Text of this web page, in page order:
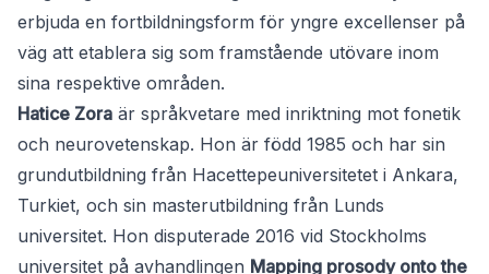
erbjuda en fortbildningsform för yngre excellenser på
väg att etablera sig som framstående utövare inom
sina respektive områden.
Hatice Zora är språkvetare med inriktning mot fonetik
och neurovetenskap. Hon är född 1985 och har sin
grundutbildning från Hacettepeuniversitetet i Ankara,
Turkiet, och sin masterutbildning från Lunds
universitet. Hon disputerade 2016 vid Stockholms
universitet på avhandlingen Mapping prosody onto the